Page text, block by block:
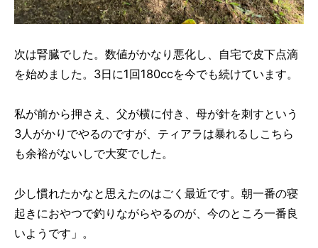
次は腎臓でした。数値がかなり悪化し、自宅で皮下点滴
を始めました。3日に1回180ccを今でも続けています。
私が前から押さえ、父が横に付き、母が針を刺すという
3人がかりでやるのですが、ティアラは暴れるしこちら
も余裕がないしで大変でした。
少し慣れたかなと思えたのはごく最近です。朝一番の寝
起きにおやつで釣りながらやるのが、今のところ一番良
いようです」。